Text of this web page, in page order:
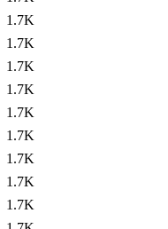
1.7K
1.7K
1.7K
1.7K
1.7K
1.7K
1.7K
1.7K
1.7K